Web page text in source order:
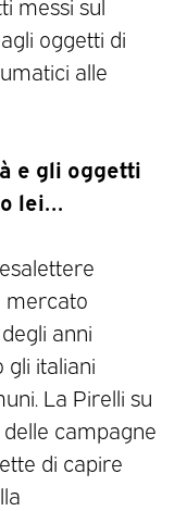
oggetti di
alle
e gli oggetti
lei…
mercato
anni
gli italiani
La Pirelli su
campagne
di capire